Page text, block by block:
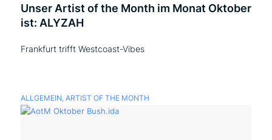
Unser Artist of the Month im Monat Oktober
ist: ALYZAH
Frankfurt trifft Westcoast-Vibes
ALLGEMEIN, ARTIST OF THE MONTH